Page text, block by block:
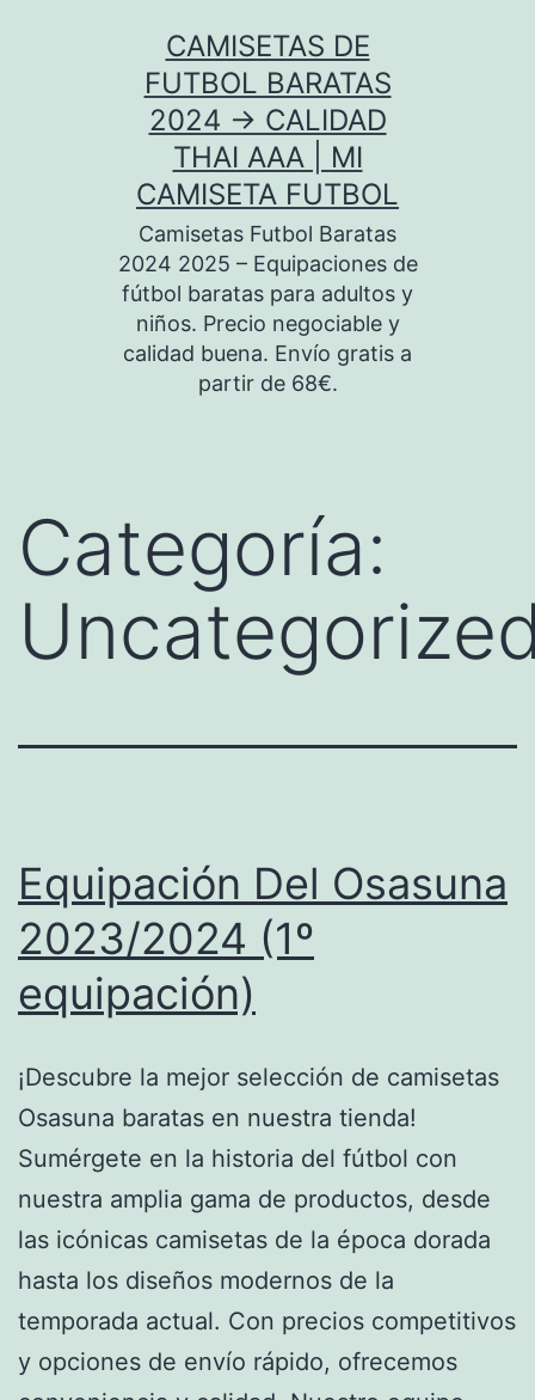
CAMISETAS DE
FUTBOL BARATAS
2024 → CALIDAD
THAI AAA | MI
CAMISETA FUTBOL
Camisetas Futbol Baratas
2024 2025 – Equipaciones de
fútbol baratas para adultos y
niños. Precio negociable y
calidad buena. Envío gratis a
partir de 68€.
Categoría:
Equipación Del Osasuna
2023/2024 (1º
equipación)
¡Descubre la mejor selección de camisetas
Osasuna baratas en nuestra tienda!
Sumérgete en la historia del fútbol con
nuestra amplia gama de productos, desde
las icónicas camisetas de la época dorada
hasta los diseños modernos de la
temporada actual. Con precios competitivos
y opciones de envío rápido, ofrecemos